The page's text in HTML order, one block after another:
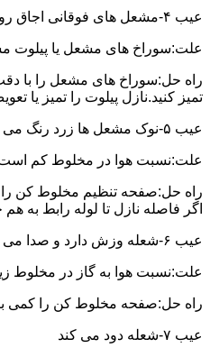
عیب ۴-مشعل های فوقانی اجاق روشن نمی شود
علت:سوراخ های مشعل یا پیلوت
راه حل:سوراخ های مشعل را با
تمیز کنید.نازل پیلوت را تمیز یا
عیب ۵-نوک مشعل ها زرد رنگ می سوزد.
علت:نسبت هوا در مخلوط کم
راه حل:صفحه تنظیم مخلوط کن را
اگر فاصله نازل تا لوله رابط به هم
عیب ۶-شعله وزش دارد و صدا می کند.
علت:نسبت هوا به گاز در مخلوط
راه حل:صفحه مخلوط کن را کمی
عیب ۷-شعله دود می کند